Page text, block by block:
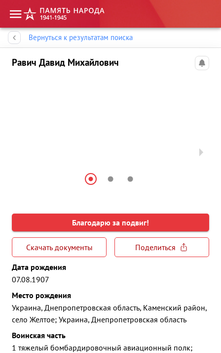
Вернуться к результатам поиска
Равич Давид Михайлович
Благодарю за подвиг!
Скачать документы
Поделиться
Дата рождения
07.08.1907
Место рождения
Украина, Днепропетровская область, Каменский район,
село Желтое; Украина, Днепропетровская область
Воинская часть
1 тяжелый бомбардировочный авиационный полк;
Память народа